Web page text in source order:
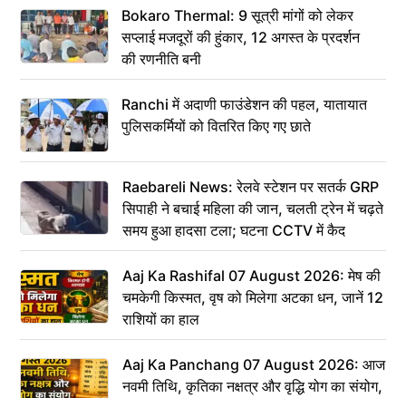
Bokaro Thermal: 9 सूत्री मांगों को लेकर
सप्लाई मजदूरों की हुंकार, 12 अगस्त के प्रदर्शन
की रणनीति बनी
Ranchi में अदाणी फाउंडेशन की पहल, यातायात
पुलिसकर्मियों को वितरित किए गए छाते
Raebareli News: रेलवे स्टेशन पर सतर्क GRP
सिपाही ने बचाई महिला की जान, चलती ट्रेन में चढ़ते
समय हुआ हादसा टला; घटना CCTV में कैद
Aaj Ka Rashifal 07 August 2026: मेष की
चमकेगी किस्मत, वृष को मिलेगा अटका धन, जानें 12
राशियों का हाल
Aaj Ka Panchang 07 August 2026: आज
नवमी तिथि, कृतिका नक्षत्र और वृद्धि योग का संयोग,